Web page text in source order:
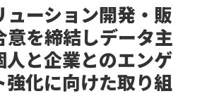
ューション開発・販
意を締結しデータ主
人と企業とのエンゲ
強化に向けた取り組